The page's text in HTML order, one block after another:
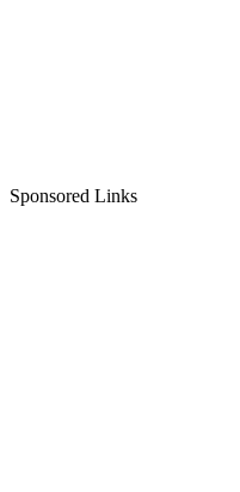
Sponsored Links